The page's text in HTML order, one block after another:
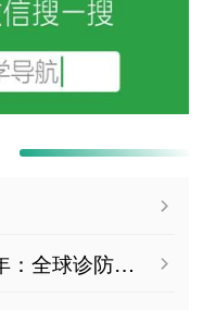
ꔷ 埃博拉病毒发现与应对50年：全球诊防治体系仍存缺口